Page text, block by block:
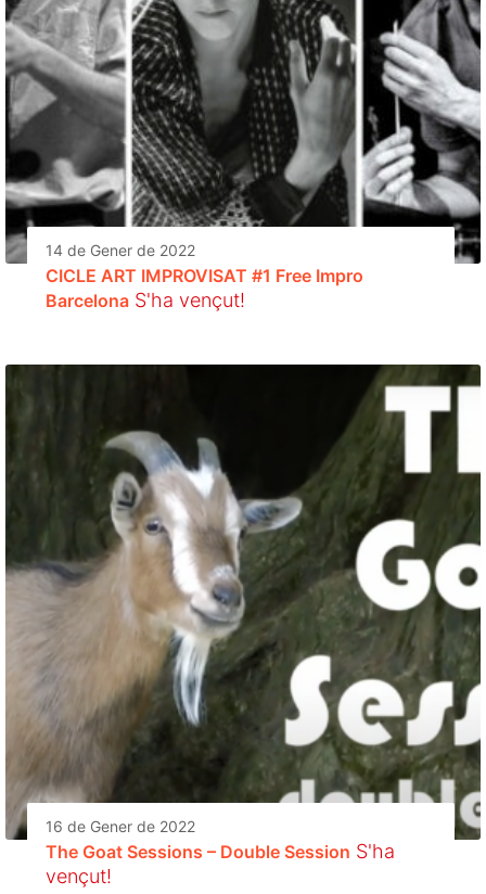
14 de Gener de 2022
CICLE ART IMPROVISAT #1 Free Impro
Barcelona S'ha vençut!
16 de Gener de 2022
The Goat Sessions – Double Session S'ha
vençut!